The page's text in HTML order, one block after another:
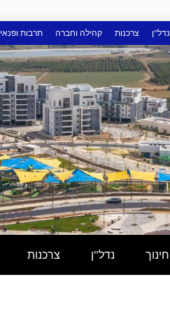
נדל"ן צרכנות קהילה וחברה תרבות ופנאי
חינוך נדל"ן צרכנות